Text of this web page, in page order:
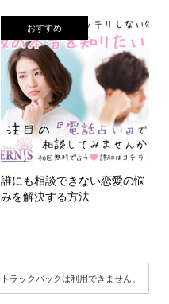
おすすめ
誰にも相談できない恋愛の悩
みを解決する方法
トラックバックは利用できません。